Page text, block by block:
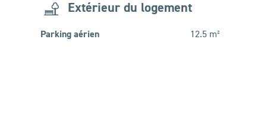
Extérieur du logement
Parking aérien 12.5 m²